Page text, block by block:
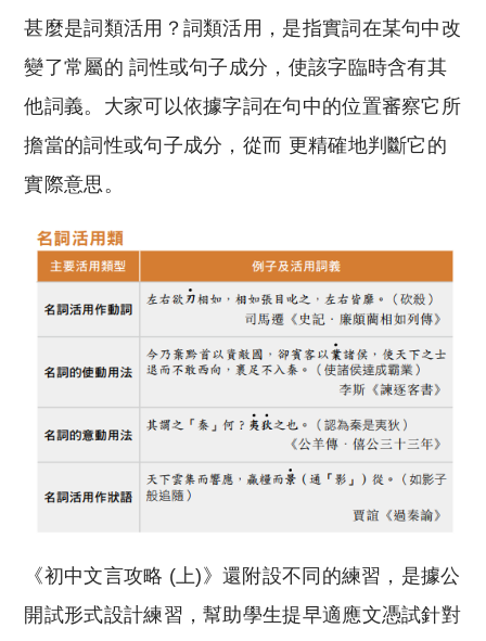
甚麼是詞類活用？詞類活用，是指實詞在某句中改
變了常屬的 詞性或句子成分，使該字臨時含有其
他詞義。大家可以依據字詞在句中的位置審察它所
擔當的詞性或句子成分，從而 更精確地判斷它的
實際意思。
《初中文言攻略 (上)》還附設不同的練習，是據公
開試形式設計練習，幫助學生提早適應文憑試針對